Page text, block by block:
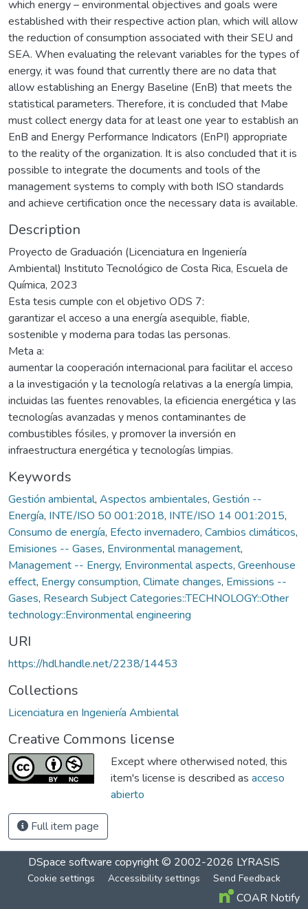
which energy – environmental objectives and goals were
established with their respective action plan, which will allow
the reduction of consumption associated with their SEU and
SEA. When evaluating the relevant variables for the types of
energy, it was found that currently there are no data that
allow establishing an Energy Baseline (EnB) that meets the
statistical parameters. Therefore, it is concluded that Mabe
must collect energy data for at least one year to establish an
EnB and Energy Performance Indicators (EnPI) appropriate
to the reality of the organization. It is also concluded that it is
possible to integrate the documents and tools of the
management systems to comply with both ISO standards
and achieve certification once the necessary data is available.
Description
Proyecto de Graduación (Licenciatura en Ingeniería
Ambiental) Instituto Tecnológico de Costa Rica, Escuela de
Química, 2023
Esta tesis cumple con el objetivo ODS 7:
garantizar el acceso a una energía asequible, fiable,
sostenible y moderna para todas las personas.
Meta a:
aumentar la cooperación internacional para facilitar el acceso
a la investigación y la tecnología relativas a la energía limpia,
incluidas las fuentes renovables, la eficiencia energética y las
tecnologías avanzadas y menos contaminantes de
combustibles fósiles, y promover la inversión en
infraestructura energética y tecnologías limpias.
Keywords
Gestión ambiental, Aspectos ambientales, Gestión --
Energía, INTE/ISO 50 001:2018, INTE/ISO 14 001:2015,
Consumo de energía, Efecto invernadero, Cambios climáticos,
Emisiones -- Gases, Environmental management,
Management -- Energy, Environmental aspects, Greenhouse
effect, Energy consumption, Climate changes, Emissions --
Gases, Research Subject Categories::TECHNOLOGY::Other
technology::Environmental engineering
URI
https://hdl.handle.net/2238/14453
Collections
Licenciatura en Ingeniería Ambiental
Creative Commons license
Except where otherwised noted, this
item's license is described as acceso
abierto
Full item page
DSpace software copyright © 2002-2026 LYRASIS
Cookie settings Accessibility settings Send Feedback
COAR Notify